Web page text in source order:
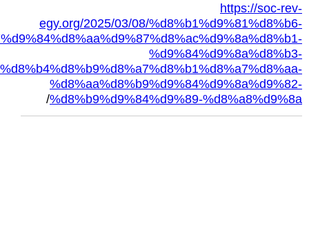
https://soc-rev-
egy.org/2025/03/08/%d8%b1%d9%81%d8%b6-
%d9%84%d9%8a%d8%b3-
%d8%aa%d8%b9%d9%84%d9%8a%d9%82-
%d8%b9%d9%84%d9%89-%d8%a8%d9%8a
/